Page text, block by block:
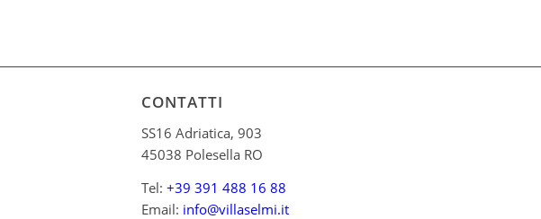
CONTATTI
SS16 Adriatica, 903
45038 Polesella RO
Tel: +39 391 488 16 88
Email: info@villaselmi.it